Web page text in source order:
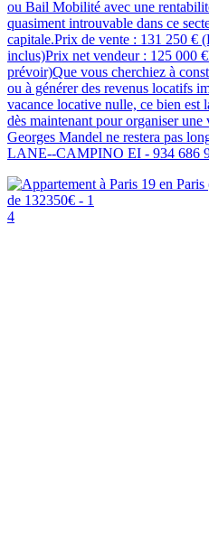
ou Bail Mobilité avec une
quasiment introuvable dans ce
capitale.Prix de vente : 131 250 €
inclus)Prix net vendeur : 125 000
prévoir)Que vous cherchiez à
ou à générer des revenus locatifs
vacance locative nulle, ce bien est
dès maintenant pour organiser
Georges Mandel ne restera pas
LANE--CAMPINO EI - 934 686
4